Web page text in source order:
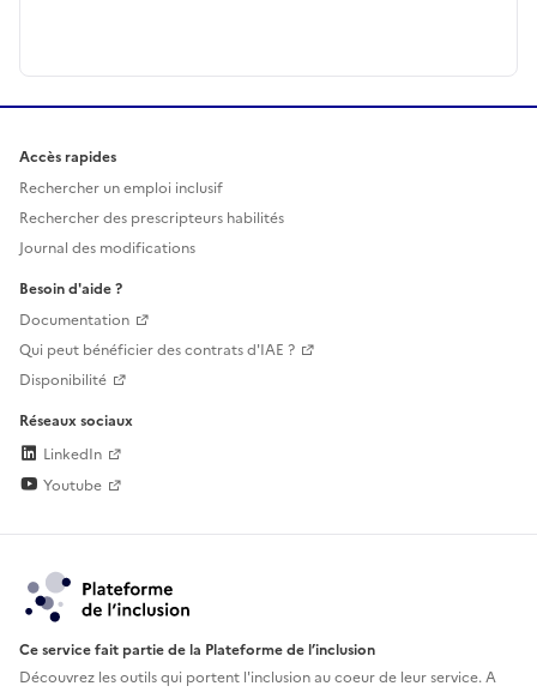
Accès rapides
Rechercher un emploi inclusif
Rechercher des prescripteurs habilités
Journal des modifications
Besoin d'aide ?
Documentation
Qui peut bénéficier des contrats d'IAE ?
Disponibilité
Réseaux sociaux
LinkedIn
Youtube
Ce service fait partie de la Plateforme de l’inclusion
Découvrez les outils qui portent l'inclusion aucoeur de leur service. A